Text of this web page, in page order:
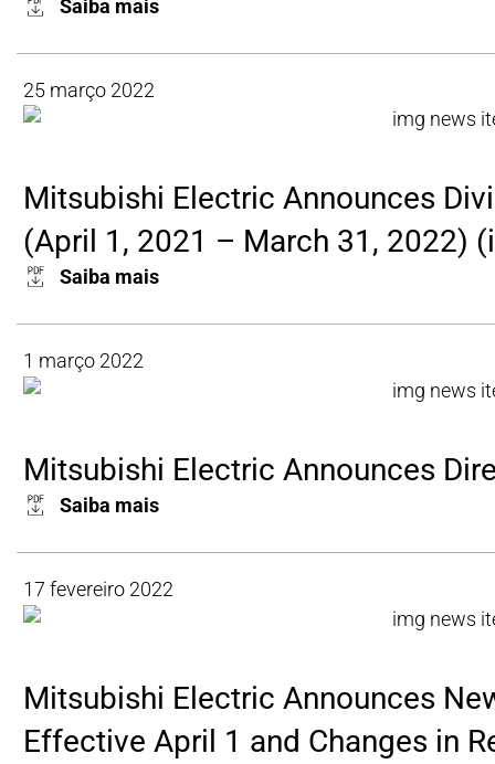
Saiba mais
25 março 2022
Mitsubishi Electric Announces
(April 1, 2021 – March 31, 2022)
Saiba mais
1 março 2022
Mitsubishi Electric Announces
Saiba mais
17 fevereiro 2022
Mitsubishi Electric Announces
Effective April 1 and Changes in